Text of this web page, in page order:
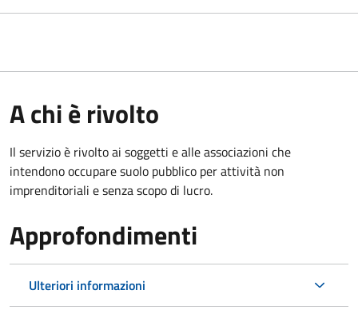
A chi è rivolto
Il servizio è rivolto ai soggetti e alle associazioni che
intendono occupare suolo pubblico per attività non
imprenditoriali e senza scopo di lucro.
Approfondimenti
Ulteriori informazioni